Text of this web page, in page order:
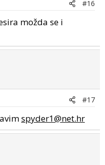
#16
možda se i
#17
spyder1@net.hr